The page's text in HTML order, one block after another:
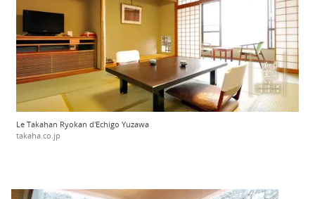
Le Takahan Ryokan d'Echigo Yuzawa
takaha.co.jp